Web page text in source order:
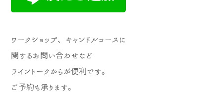
ワークショップ、キャンドルコースに
関するお問い合わせなど
ライントークからが便利です。
ご予約も承ります。